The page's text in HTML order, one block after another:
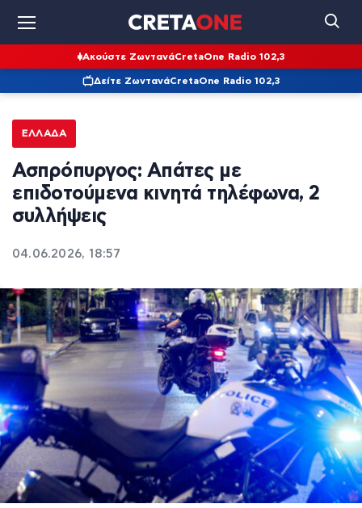
Ακούστε ΖωντανάCretaOne Radio 102,3
Δείτε ΖωντανάCretaOne Radio 102,3
ΕΛΛΆΔΑ
Ασπρόπυργος: Απάτες με
επιδοτούμενα κινητά τηλέφωνα, 2
συλλήψεις
04.06.2026, 18:57